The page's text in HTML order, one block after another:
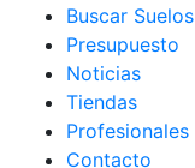
Buscar Suelos
Presupuesto
Noticias
Tiendas
Profesionales
Contacto